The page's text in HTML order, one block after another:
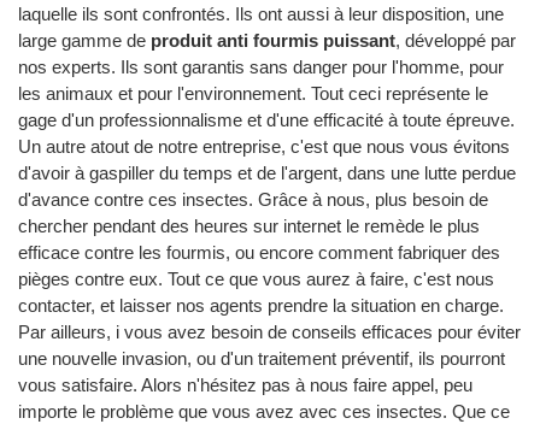
laquelle ils sont confrontés. Ils ont aussi à leur disposition, une
large gamme de produit anti fourmis puissant, développé par
nos experts. Ils sont garantis sans danger pour l'homme, pour
les animaux et pour l'environnement. Tout ceci représente le
gage d'un professionnalisme et d'une efficacité à toute épreuve.
Un autre atout de notre entreprise, c'est que nous vous évitons
d'avoir à gaspiller du temps et de l'argent, dans une lutte perdue
d'avance contre ces insectes. Grâce à nous, plus besoin de
chercher pendant des heures sur internet le remède le plus
efficace contre les fourmis, ou encore comment fabriquer des
pièges contre eux. Tout ce que vous aurez à faire, c'est nous
contacter, et laisser nos agents prendre la situation en charge.
Par ailleurs, i vous avez besoin de conseils efficaces pour éviter
une nouvelle invasion, ou d'un traitement préventif, ils pourront
vous satisfaire. Alors n'hésitez pas à nous faire appel, peu
importe le problème que vous avez avec ces insectes. Que ce